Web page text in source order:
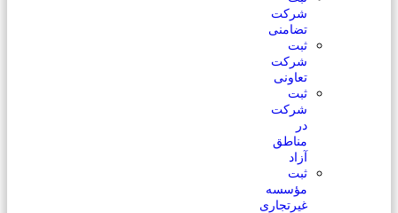
شرکت
تضامنی
ثبت
شرکت
تعاونی
ثبت
شرکت
در
مناطق
آزاد
ثبت
مؤسسه
غیرتجاری